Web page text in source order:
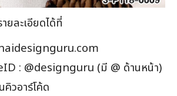
ยละเอียดได้ที่
: @designguru (มี @ ด้านหน้า)
วอาร์โค้ด